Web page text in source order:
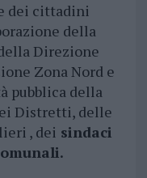
dei cittadini
della
Direzione
Zona Nord e
pubblica della
Distretti, delle
, dei sindaci